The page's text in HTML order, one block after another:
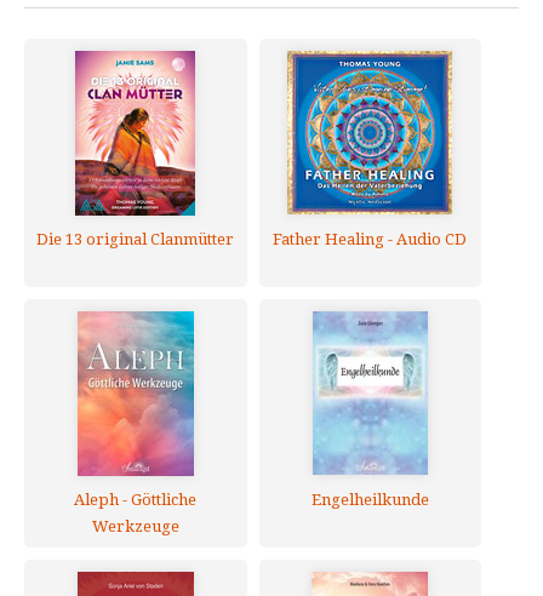
Die 13 original Clanmütter Father Healing - Audio CD
Aleph - Göttliche
Werkzeuge
Engelheilkunde